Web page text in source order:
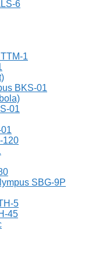
6
1
BKS-01
01
120
SBG-9P
5
45